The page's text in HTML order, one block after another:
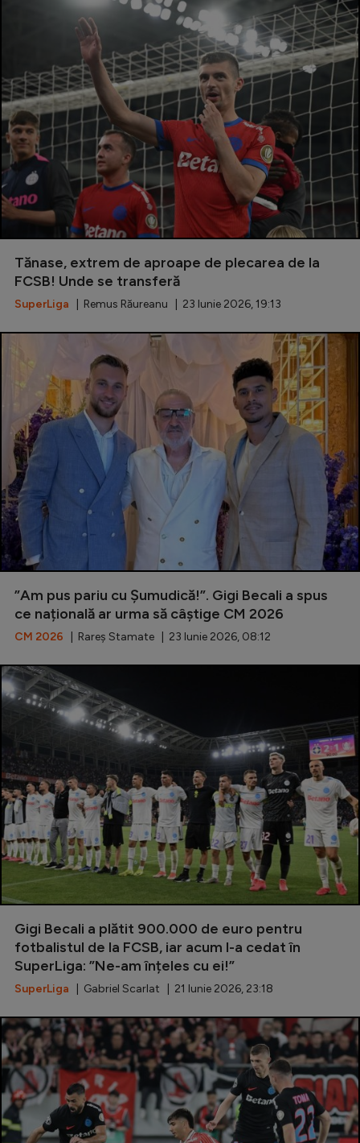
Tănase, extrem de aproape de plecarea de la
FCSB! Unde se transferă
SuperLiga | Remus Răureanu | 23 Iunie 2026, 19:13
”Am pus pariu cu Șumudică!”. Gigi Becali a spus
ce națională ar urma să câștige CM 2026
CM 2026 | Rareș Stamate | 23 Iunie 2026, 08:12
Gigi Becali a plătit 900.000 de euro pentru
fotbalistul de la FCSB, iar acum l-a cedat în
SuperLiga: ”Ne-am înțeles cu ei!”
SuperLiga | Gabriel Scarlat | 21 Iunie 2026, 23:18